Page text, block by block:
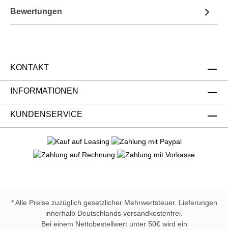
Bewertungen
KONTAKT
INFORMATIONEN
KUNDENSERVICE
* Alle Preise zuzüglich gesetzlicher Mehrwertsteuer. Lieferungen
innerhalb Deutschlands versandkostenfrei.
Bei einem Nettobestellwert unter 50€ wird ein